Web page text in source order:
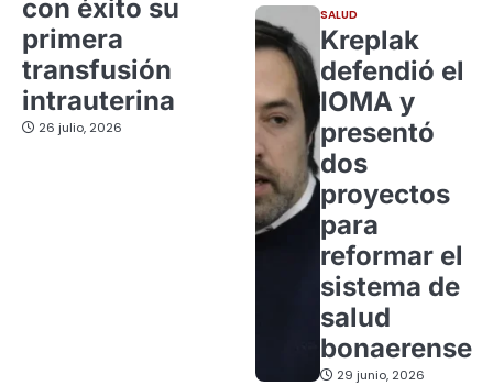
con éxito su
primera
transfusión
intrauterina
26 julio, 2026
SALUD
Kreplak
defendió el
IOMA y
presentó
dos
proyectos
para
reformar el
sistema de
salud
bonaerense
29 junio, 2026